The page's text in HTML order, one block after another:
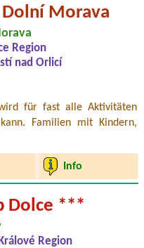
Morava
Region
nad Orlicí
für fast alle Aktivitäten
Familien mit Kindern,
Info
Dolce ***
Region